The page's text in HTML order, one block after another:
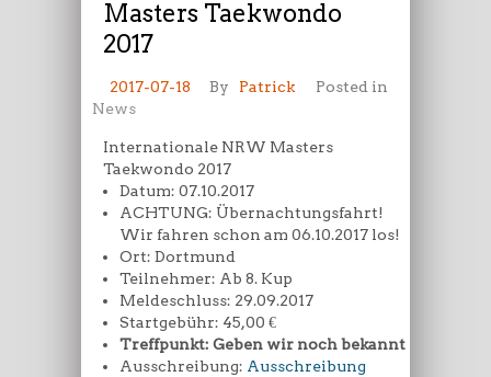
Masters Taekwondo
2017
2017-07-18 By Patrick
Posted in
News
Internationale NRW Masters
Taekwondo 2017
Datum: 07.10.2017
ACHTUNG: Übernachtungsfahrt!
Wir fahren schon am 06.10.2017 los!
Ort: Dortmund
Teilnehmer: Ab 8. Kup
Meldeschluss: 29.09.2017
Startgebühr: 45,00 €
Treffpunkt: Geben wir noch bekannt
Ausschreibung: Ausschreibung